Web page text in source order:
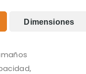
Dimensiones